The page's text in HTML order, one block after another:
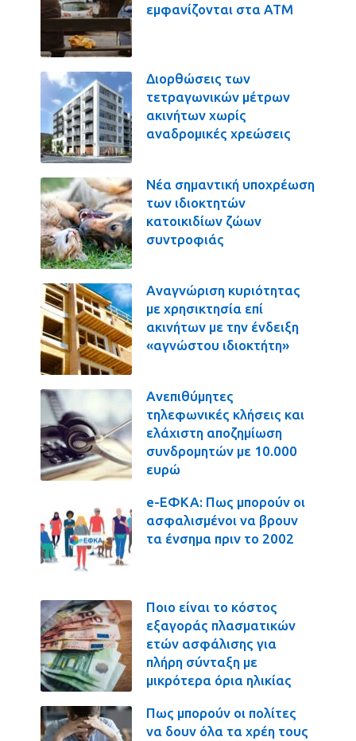
εμφανίζονται στα ΑΤΜ
Διορθώσεις των
τετραγωνικών μέτρων
ακινήτων χωρίς
αναδρομικές χρεώσεις
Νέα σημαντική υποχρέωση
των ιδιοκτητών
κατοικιδίων ζώων
συντροφιάς
Αναγνώριση κυριότητας
με χρησικτησία επί
ακινήτων με την ένδειξη
«αγνώστου ιδιοκτήτη»
Ανεπιθύμητες
τηλεφωνικές κλήσεις και
ελάχιστη αποζημίωση
συνδρομητών με 10.000
ευρώ
e-ΕΦΚΑ: Πως μπορούν οι
ασφαλισμένοι να βρουν
τα ένσημα πριν το 2002
Ποιο είναι το κόστος
εξαγοράς πλασματικών
ετών ασφάλισης για
πλήρη σύνταξη με
μικρότερα όρια ηλικίας
Πως μπορούν οι πολίτες
να δουν όλα τα χρέη τους